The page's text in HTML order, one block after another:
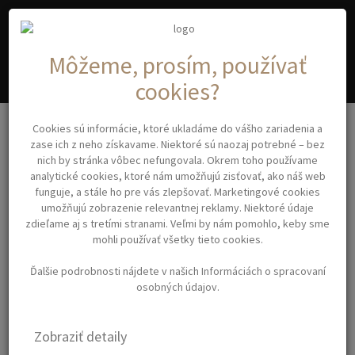
OSMETIC
INIMITABLE OIL Color cream – bezamoniaková olejová farba na
vlasy 100 ml – kontrastné odtiene proti žltým tónom
INIMITABLE OIL COLOR
CREAM –
BEZAMONIAKOVÁ
OLEJOVÁ FARBA NA VLASY
100 ML – KONTRASTNÉ
Môžeme, prosím, používať
cookies?
Cookies sú informácie, ktoré ukladáme do vášho zariadenia a
zase ich z neho získavame. Niektoré sú naozaj potrebné – bez
nich by stránka vôbec nefungovala. Okrem toho používame
analytické cookies, ktoré nám umožňujú zisťovať, ako náš web
funguje, a stále ho pre vás zlepšovať. Marketingové cookies
umožňujú zobrazenie relevantnej reklamy. Niektoré údaje
zdieľame aj s tretími stranami. Veľmi by nám pomohlo, keby sme
mohli používať všetky tieto cookies.
Ďalšie podrobnosti nájdete v našich Informáciách o spracovaní
osobných údajov.
Zobraziť detaily